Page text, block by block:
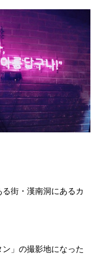
街・漢南洞にあるカ
」の撮影地になった